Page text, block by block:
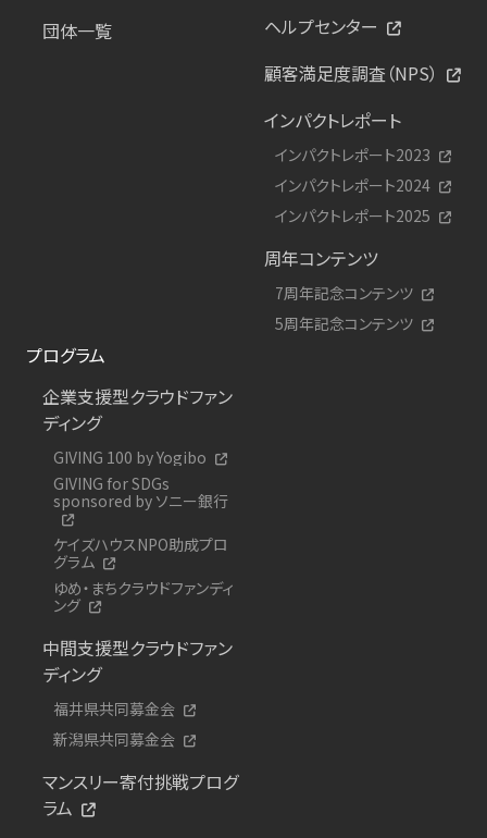
団体一覧
ヘルプセンター
顧客満足度調査（NPS）
インパクトレポート
インパクトレポート2023
インパクトレポート2024
インパクトレポート2025
周年コンテンツ
7周年記念コンテンツ
5周年記念コンテンツ
プログラム
企業支援型クラウドファン
ディング
GIVING 100 by Yogibo
GIVING for SDGs
sponsored by ソニー銀行
ケイズハウスNPO助成プロ
グラム
ゆめ・まちクラウドファンディ
ング
中間支援型クラウドファン
ディング
福井県共同募金会
新潟県共同募金会
マンスリー寄付挑戦プログ
ラム